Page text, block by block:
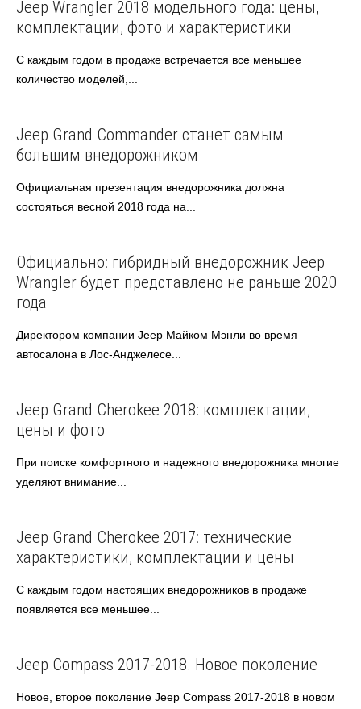
Jeep Wrangler 2018 модельного года: цены,
комплектации, фото и характеристики
С каждым годом в продаже встречается все меньшее
количество моделей,...
Jeep Автоновости
Jeep Grand Commander станет самым
большим внедорожником
Официальная презентация внедорожника должна
состояться весной 2018 года на...
Jeep
Официально: гибридный внедорожник Jeep
Wrangler будет представлено не раньше 2020
года
Директором компании Jeep Майком Мэнли во время
автосалона в Лос-Анджелесе...
Jeep Американские авто
Jeep Grand Cherokee 2018: комплектации,
цены и фото
При поиске комфортного и надежного внедорожника многие
уделяют внимание...
Jeep Американские авто
Jeep Grand Cherokee 2017: технические
характеристики, комплектации и цены
С каждым годом настоящих внедорожников в продаже
появляется все меньшее...
Jeep Американские авто
Jeep Compass 2017-2018. Новое поколение
Новое, второе поколение Jeep Compass 2017-2018 в новом